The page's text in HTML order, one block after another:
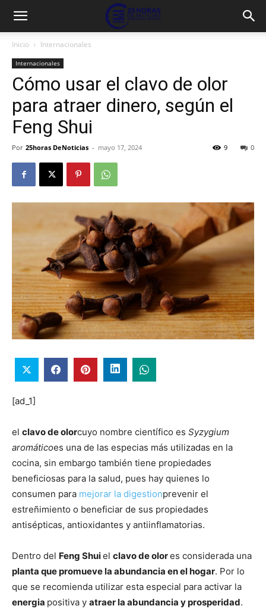
Inicio Internacionales
Internacionales
Cómo usar el clavo de olor
para atraer dinero, según el
Feng Shui
Por 25horas DeNoticias - mayo 17, 2024 0
9
[ad_1]
el clavo de olorcuyo nombre científico es Syzygium
aromáticoes una de las especias más utilizadas en la
cocina, sin embargo también tiene propiedades
beneficiosas para la salud, pues hay quienes lo
consumen para mejorar la digestionprevenir el
estreñimiento o beneficiar de sus propiedades
antisépticas, antioxidantes y antiinflamatorias.
Dentro del Feng Shuiel clavo de olores considerada una
planta que promueve la abundancia en el hogar. Por lo
que se recomienda utilizar esta especial para activar la
energia positiva y atraer la abundancia y prosperidad.